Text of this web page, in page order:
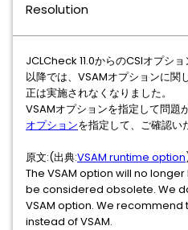
Resolution
JCLCheck 11.0からのCSIオプシ
以降では、VSAMオプションに関
正は実施されなくなりました。
VSAMオプションを指定して問題
オプションを指定して、ご確認い
原文:(出典:VSAM runtime option
The VSAM option will no
be considered obsolete. We
VSAM option. We recommend
instead of VSAM.